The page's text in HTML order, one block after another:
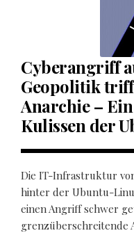
Cyberangriff
Geopolitik
Anarchie –
Kulissen der
Die IT-Infrastruktur
hinter der Ubuntu-
einen Angriff schwer
grenzüberschreitende